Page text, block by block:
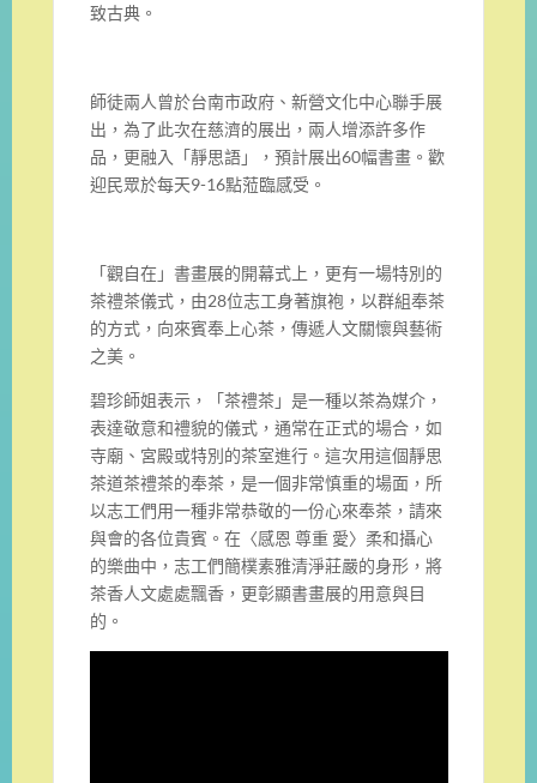
致古典。
師徒兩人曾於台南市政府、新營文化中心聯手展
出，為了此次在慈濟的展出，兩人增添許多作
品，更融入「靜思語」，預計展出60幅書畫。歡
迎民眾於每天9-16點蒞臨感受。
「觀自在」書畫展的開幕式上，更有一場特別的
茶禮茶儀式，由28位志工身著旗袍，以群組奉茶
的方式，向來賓奉上心茶，傳遞人文關懷與藝術
之美。
碧珍師姐表示，「茶禮茶」是一種以茶為媒介，
表達敬意和禮貌的儀式，通常在正式的場合，如
寺廟、宮殿或特別的茶室進行。這次用這個靜思
茶道茶禮茶的奉茶，是一個非常慎重的場面，所
以志工們用一種非常恭敬的一份心來奉茶，請來
與會的各位貴賓。在〈感恩 尊重 愛〉柔和攝心
的樂曲中，志工們簡樸素雅清淨莊嚴的身形，將
茶香人文處處飄香，更彰顯書畫展的用意與目
的。